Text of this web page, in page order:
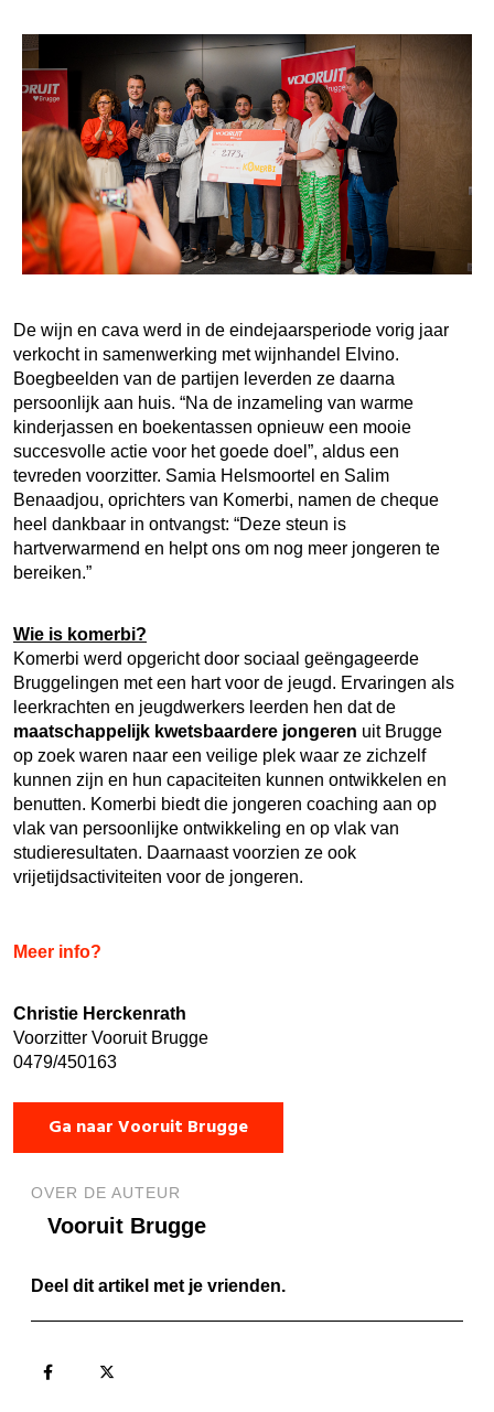
De wijn en cava werd in de eindejaarsperiode vorig jaar
verkocht in samenwerking met wijnhandel Elvino.
Boegbeelden van de partijen leverden ze daarna
persoonlijk aan huis. “Na de inzameling van warme
kinderjassen en boekentassen opnieuw een mooie
succesvolle actie voor het goede doel”, aldus een
tevreden voorzitter. Samia Helsmoortel en Salim
Benaadjou, oprichters van Komerbi, namen de cheque
heel dankbaar in ontvangst: “Deze steun is
hartverwarmend en helpt ons om nog meer jongeren te
bereiken.”
Wie is komerbi?
Komerbi werd opgericht door sociaal geëngageerde
Bruggelingen met een hart voor de jeugd. Ervaringen als
leerkrachten en jeugdwerkers leerden hen dat de
maatschappelijk kwetsbaardere jongeren uit Brugge
op zoek waren naar een veilige plek waar ze zichzelf
kunnen zijn en hun capaciteiten kunnen ontwikkelen en
benutten. Komerbi biedt die jongeren coaching aan op
vlak van persoonlijke ontwikkeling en op vlak van
studieresultaten. Daarnaast voorzien ze ook
vrijetijdsactiviteiten voor de jongeren.
Meer info?
Christie Herckenrath
Voorzitter Vooruit Brugge
0479/450163
Ga naar Vooruit Brugge
OVER DE AUTEUR
Vooruit Brugge
Deel dit artikel met je vrienden.